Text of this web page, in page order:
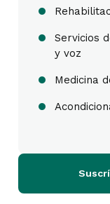
Servicios
y voz
Medicina